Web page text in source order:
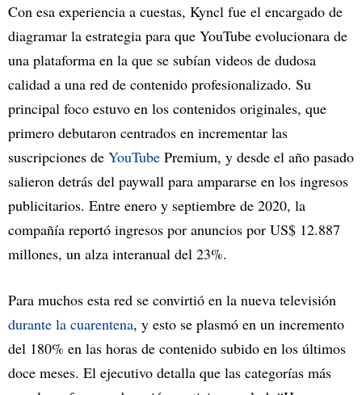
Con esa experiencia a cuestas, Kyncl fue el encargado de
diagramar la estrategia para que YouTube evolucionara de
una plataforma en la que se subían videos de dudosa
calidad a una red de contenido profesionalizado. Su
principal foco estuvo en los contenidos originales, que
primero debutaron centrados en incrementar las
suscripciones de YouTube Premium, y desde el año pasado
salieron detrás del paywall para ampararse en los ingresos
publicitarios. Entre enero y septiembre de 2020, la
compañía reportó ingresos por anuncios por US$ 12.887
millones, un alza interanual del 23%.
Para muchos esta red se convirtió en la nueva televisión
durante la cuarentena, y esto se plasmó en un incremento
del 180% en las horas de contenido subido en los últimos
doce meses. El ejecutivo detalla que las categorías más